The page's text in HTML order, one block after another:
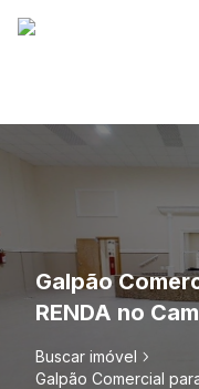
Galpão
RENDA no
Buscar imóvel
Galpão Comercial